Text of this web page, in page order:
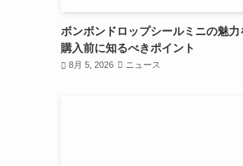
ボンボンドロップシールミニの魅力
購入前に知るべきポイント
8月 5, 2026 ニュース